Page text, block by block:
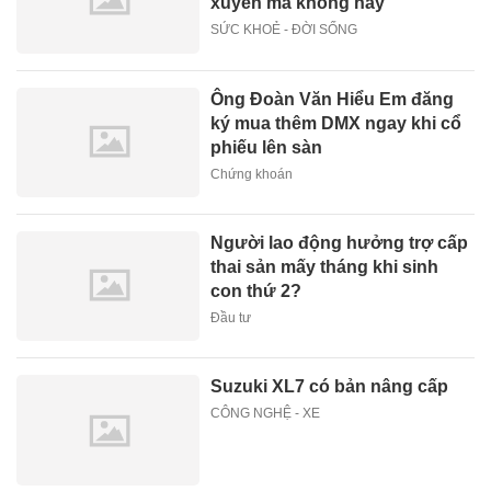
SỨC KHOẺ - ĐỜI SỐNG
Ông Đoàn Văn Hiểu Em đăng
ký mua thêm DMX ngay khi cổ
phiếu lên sàn
Chứng khoán
Người lao động hưởng trợ cấp
thai sản mấy tháng khi sinh
con thứ 2?
Đầu tư
Suzuki XL7 có bản nâng cấp
CÔNG NGHỆ - XE